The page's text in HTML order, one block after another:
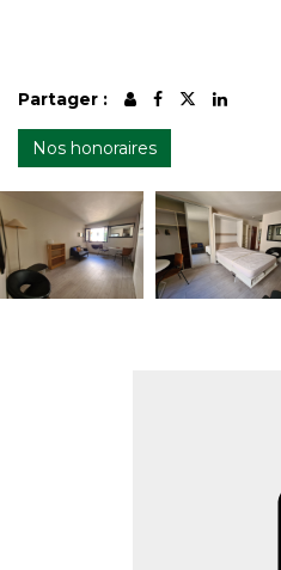
Partager :
Nos honoraires